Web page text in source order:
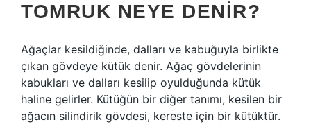
TOMRUK NEYE DENIR?
Ağaçlar kesildiğinde, dalları ve kabuğuyla birlikte
çıkan gövdeye kütük denir. Ağaç gövdelerinin
kabukları ve dalları kesilip oyulduğunda kütük
haline gelirler. Kütüğün bir diğer tanımı, kesilen bir
ağacın silindirik gövdesi, kereste için bir kütüktür.